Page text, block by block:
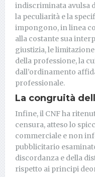
indiscriminata avulsa
la peculiarità e la
impongono, in linea
alla costante sua
giustizia, le
della professione, la
dall’ordinamento
professionale.
La congruità
Infine, il CNF ha
censura, atteso lo
commerciale e non
pubblicitario
discordanza e della
rispetto ai principi